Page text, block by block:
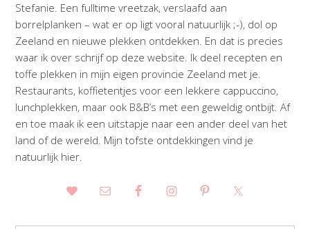
Stefanie. Een fulltime vreetzak, verslaafd aan
borrelplanken – wat er op ligt vooral natuurlijk ;-), dol op
Zeeland en nieuwe plekken ontdekken. En dat is precies
waar ik over schrijf op deze website. Ik deel recepten en
toffe plekken in mijn eigen provincie Zeeland met je.
Restaurants, koffietentjes voor een lekkere cappuccino,
lunchplekken, maar ook B&B’s met een geweldig ontbijt. Af
en toe maak ik een uitstapje naar een ander deel van het
land of de wereld. Mijn tofste ontdekkingen vind je
natuurlijk hier.